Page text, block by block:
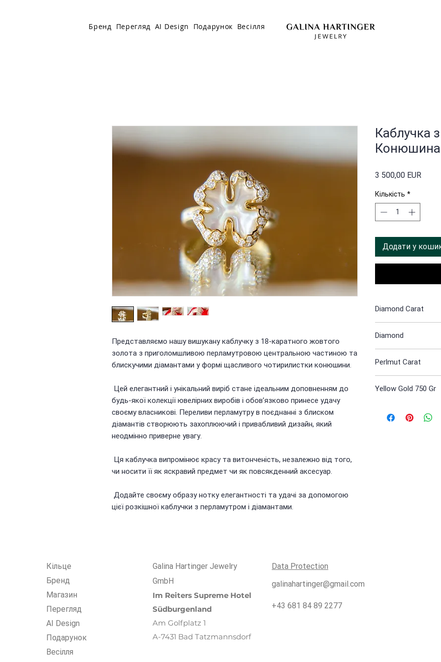
Бренд Перегляд AI Design Подарунок Весілля
Представляємо нашу вишукану каблучку з 18-каратного жовтого
золота з приголомшливою перламутровою центральною частиною та
блискучими діамантами у формі щасливого чотирилистки конюшини.
Цей елегантний і унікальний виріб стане ідеальним доповненням до
будь-якої колекції ювелірних виробів і обов’язково принесе удачу
своєму власникові. Переливи перламутру в поєднанні з блиском
діамантів створюють захоплюючий і привабливий дизайн, який
неодмінно приверне увагу.
Ця каблучка випромінює красу та витонченість, незалежно від того,
чи носити її як яскравий предмет чи як повсякденний аксесуар.
Додайте своєму образу нотку елегантності та удачі за допомогою
цієї розкішної каблучки з перламутром і діамантами.
Каблучка
Конюшина
3 500,00 EUR
Кількість *
Додати у
Diamond Carat
Diamond
Perlmut Carat
Yellow Gold 750 Gr
Кiльце
Бренд
Магазин
Перегляд
AI Design
Подарунок
Весілля
Galina Hartinger Jewelry
GmbH
Im Reiters Supreme Hotel
Südburgenland
Am Golfplatz 1
A-7431 Bad Tatzmannsdorf
Data Protection
galinahartinger@gmail.com
+43 681 84 89 2277